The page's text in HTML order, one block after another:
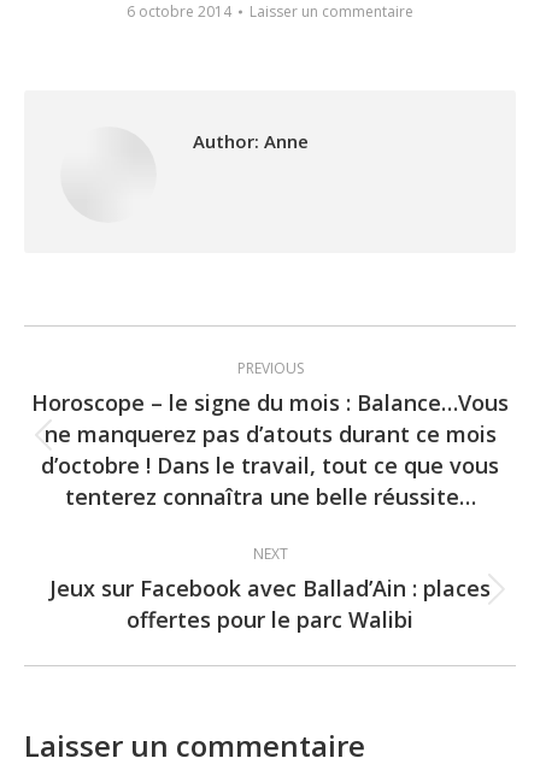
6 octobre 2014
Laisser un commentaire
Author: Anne
navigation
PREVIOUS
Previous
post:
Horoscope – le signe du mois : Balance…Vous
ne manquerez pas d’atouts durant ce mois
d’octobre ! Dans le travail, tout ce que vous
tenterez connaîtra une belle réussite…
NEXT
Next
post:
Jeux sur Facebook avec Ballad’Ain : places
offertes pour le parc Walibi
Laisser un commentaire